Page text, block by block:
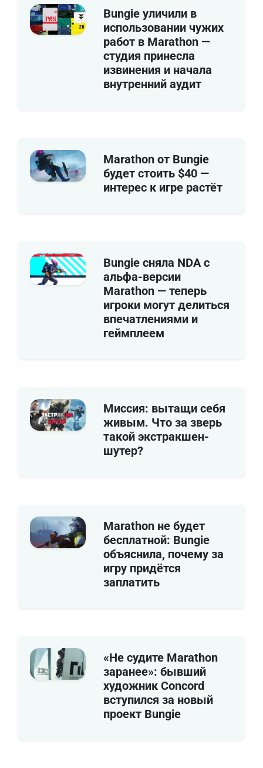
Bungie уличили в
использовании чужих
работ в Marathon —
студия принесла
извинения и начала
внутренний аудит
Marathon от Bungie
будет стоить $40 —
интерес к игре растёт
Bungie сняла NDA с
альфа-версии
Marathon — теперь
игроки могут делиться
впечатлениями и
геймплеем
Миссия: вытащи себя
живым. Что за зверь
такой экстракшен-
шутер?
Marathon не будет
бесплатной: Bungie
объяснила, почему за
игру придётся
заплатить
«Не судите Marathon
заранее»: бывший
художник Concord
вступился за новый
проект Bungie